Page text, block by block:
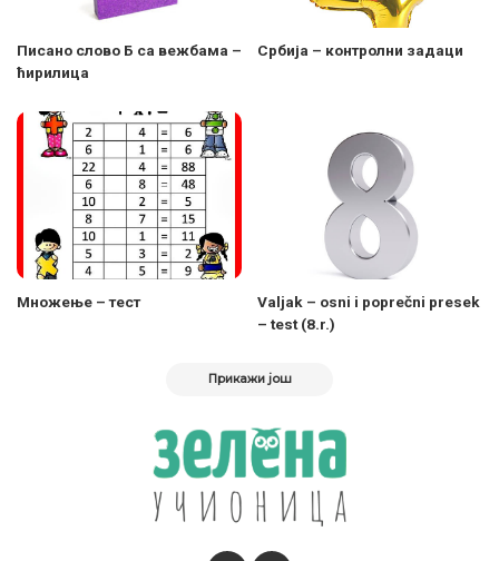
Писано слово Б са вежбама –
ћирилица
Србија – контролни задаци
Множење – тест
Valjak – osni i poprečni presek
– test (8.r.)
Прикажи још